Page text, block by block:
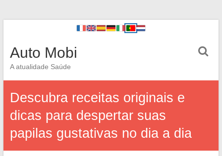
Auto Mobi
A atualidade Saúde
Descubra receitas originais e
dicas para despertar suas
papilas gustativas no dia a dia